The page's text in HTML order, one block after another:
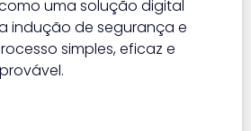
uma solução digital
indução de segurança e
simples, eficaz e